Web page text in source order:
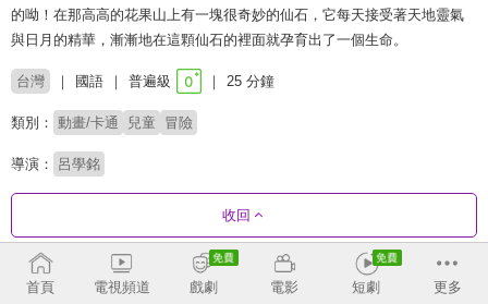
的呦！在那高高的花果山上有一塊很奇妙的仙石，它每天接受著天地靈氣
與日月的精華，漸漸地在這顆仙石的裡面就孕育出了一個生命。
台灣 國語 普遍級 25 分鐘
類別： 動畫/卡通 兒童 冒險
導演： 呂學銘
收回
劇集列表 正序
首頁 電視頻道 戲劇 電影 短劇 更多